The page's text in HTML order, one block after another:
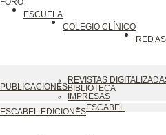
FORO
ESCUELA
COLEGIO CLÍNICO
RED
PUBLICACIONES
REVISTAS
BIBLIOTECA
IMPRESAS